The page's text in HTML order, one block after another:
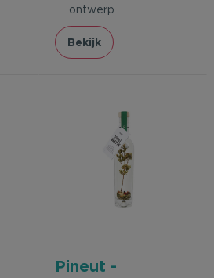
ontwerp
Bekijk
Pineut -